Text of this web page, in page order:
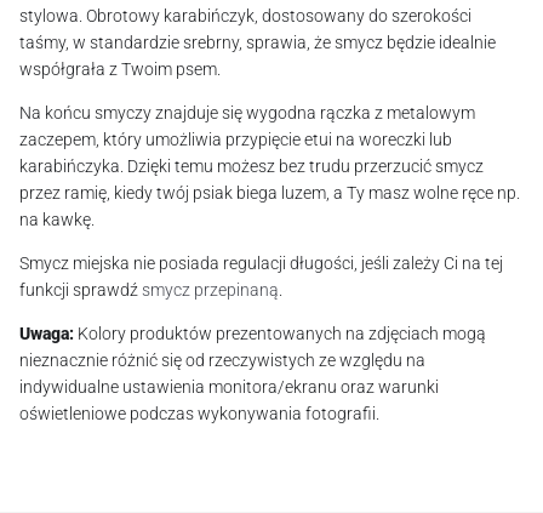
stylowa. Obrotowy karabińczyk, dostosowany do szerokości
taśmy, w standardzie srebrny, sprawia, że smycz będzie idealnie
współgrała z Twoim psem.
Na końcu smyczy znajduje się wygodna rączka z metalowym
zaczepem, który umożliwia przypięcie etui na woreczki lub
karabińczyka. Dzięki temu możesz bez trudu przerzucić smycz
przez ramię, kiedy twój psiak biega luzem, a Ty masz wolne ręce np.
na kawkę.
Smycz miejska nie posiada regulacji długości, jeśli zależy Ci na tej
funkcji sprawdź smycz przepinaną
Uwaga: Kolory produktów prezentowanych na zdjęciach mogą
nieznacznie różnić się od rzeczywistych ze względu na
indywidualne ustawienia monitora/ekranu oraz warunki
oświetleniowe podczas wykonywania fotografii.